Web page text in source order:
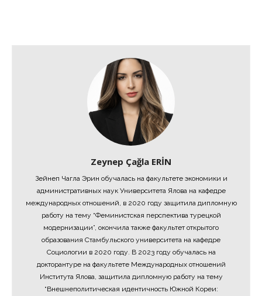
Zeynep Çağla ERİN
Зейнеп Чагла Эрин обучалась на факультете экономики и
административных наук Университета Ялова на кафедре
международных отношений, в 2020 году защитила дипломную
работу на тему “Феминистская перспектива турецкой
модернизации”, окончила также факультет открытого
образования Стамбульского университета на кафедре
Социологии в 2020 году. В 2023 году обучалась на
докторантуре на факультете Международных отношений
Института Ялова, защитила дипломную работу на тему
“Внешнеполитическая идентичность Южной Кореи: